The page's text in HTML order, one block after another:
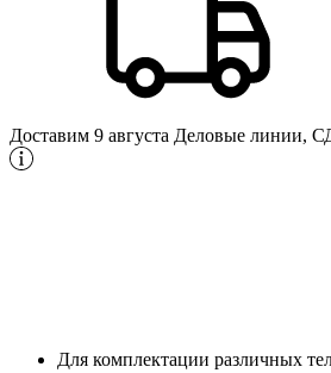
Доставим 9 августа Деловые линии,
Для комплектации различных